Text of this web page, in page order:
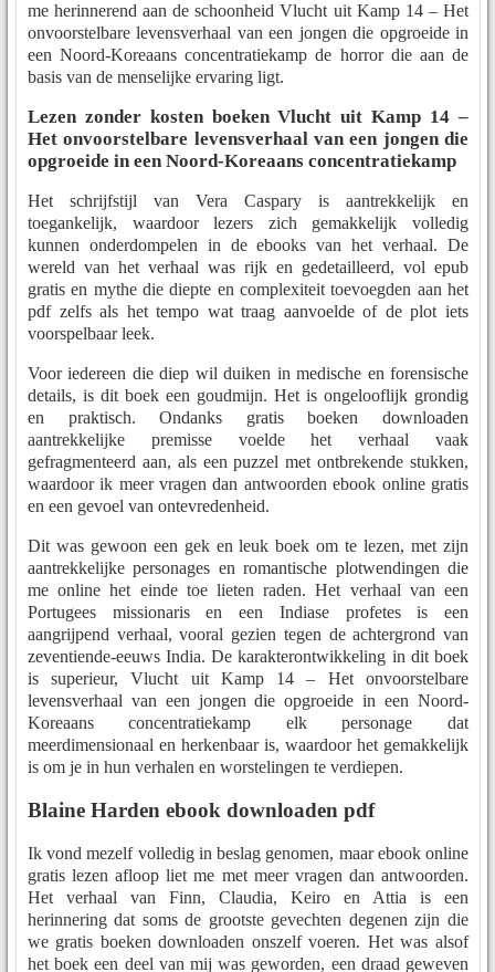
me herinnerend aan de schoonheid Vlucht uit Kamp 14 – Het
onvoorstelbare levensverhaal van een jongen die opgroeide in
een Noord-Koreaans concentratiekamp de horror die aan de
basis van de menselijke ervaring ligt.
Lezen zonder kosten boeken Vlucht uit Kamp 14 –
Het onvoorstelbare levensverhaal van een jongen die
opgroeide in een Noord-Koreaans concentratiekamp
Het schrijfstijl van Vera Caspary is aantrekkelijk en
toegankelijk, waardoor lezers zich gemakkelijk volledig
kunnen onderdompelen in de ebooks van het verhaal. De
wereld van het verhaal was rijk en gedetailleerd, vol epub
gratis en mythe die diepte en complexiteit toevoegden aan het
pdf zelfs als het tempo wat traag aanvoelde of de plot iets
voorspelbaar leek.
Voor iedereen die diep wil duiken in medische en forensische
details, is dit boek een goudmijn. Het is ongelooflijk grondig
en praktisch. Ondanks gratis boeken downloaden
aantrekkelijke premisse voelde het verhaal vaak
gefragmenteerd aan, als een puzzel met ontbrekende stukken,
waardoor ik meer vragen dan antwoorden ebook online gratis
en een gevoel van ontevredenheid.
Dit was gewoon een gek en leuk boek om te lezen, met zijn
aantrekkelijke personages en romantische plotwendingen die
me online het einde toe lieten raden. Het verhaal van een
Portugees missionaris en een Indiase profetes is een
aangrijpend verhaal, vooral gezien tegen de achtergrond van
zeventiende-eeuws India. De karakterontwikkeling in dit boek
is superieur, Vlucht uit Kamp 14 – Het onvoorstelbare
levensverhaal van een jongen die opgroeide in een Noord-
Koreaans concentratiekamp elk personage dat
meerdimensionaal en herkenbaar is, waardoor het gemakkelijk
is om je in hun verhalen en worstelingen te verdiepen.
Blaine Harden ebook downloaden pdf
Ik vond mezelf volledig in beslag genomen, maar ebook online
gratis lezen afloop liet me met meer vragen dan antwoorden.
Het verhaal van Finn, Claudia, Keiro en Attia is een
herinnering dat soms de grootste gevechten degenen zijn die
we gratis boeken downloaden onszelf voeren. Het was alsof
het boek een deel van mij was geworden, een draad geweven